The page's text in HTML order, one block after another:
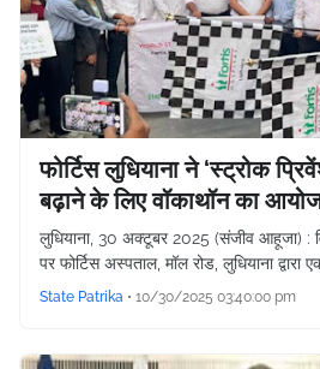
फोर्टिस लुधियाना ने ‘स्ट्रोक
बढ़ाने के लिए वॉकाथॉन का
लुधियाना, 30 अक्टूबर 2025 (संजीव आहूजा) :
पर फोर्टिस अस्पताल, मॉल रोड, लुधियाना द्वारा
State Patrika • 10/30/2025 03:40:00 pm